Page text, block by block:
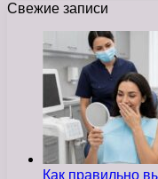
Свежие записи
Как правильно